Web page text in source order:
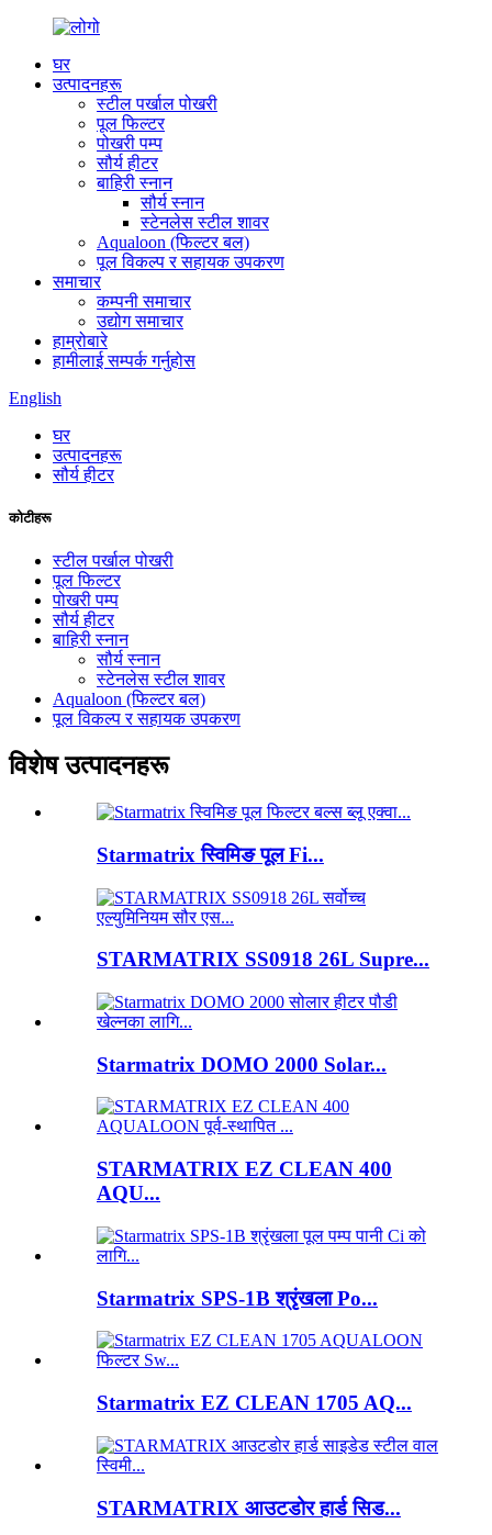
घर
उत्पादनहरू
स्टील पर्खाल पोखरी
पूल फिल्टर
पोखरी पम्प
सौर्य हीटर
बाहिरी स्नान
सौर्य स्नान
स्टेनलेस स्टील शावर
Aqualoon (फिल्टर बल)
पूल विकल्प र सहायक उपकरण
समाचार
कम्पनी समाचार
उद्योग समाचार
हाम्रोबारे
हामीलाई सम्पर्क गर्नुहोस
English
घर
उत्पादनहरू
सौर्य हीटर
कोटीहरू
स्टील पर्खाल पोखरी
पूल फिल्टर
पोखरी पम्प
सौर्य हीटर
बाहिरी स्नान
सौर्य स्नान
स्टेनलेस स्टील शावर
Aqualoon (फिल्टर बल)
पूल विकल्प र सहायक उपकरण
विशेष उत्पादनहरू
Starmatrix स्विमिङ पूल Fi...
STARMATRIX SS0918 26L Supre...
Starmatrix DOMO 2000 Solar...
STARMATRIX EZ CLEAN 400
AQU...
Starmatrix SPS-1B श्रृंखला Po...
Starmatrix EZ CLEAN 1705 AQ...
STARMATRIX आउटडोर हार्ड सिड...